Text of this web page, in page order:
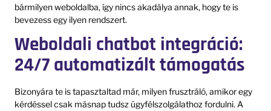
bármilyen weboldalba, így nincs akadálya annak, hogy te is
bevezess egy ilyen rendszert.
Weboldali chatbot integráció:
24/7 automatizált támogatás
Bizonyára te is tapasztaltad már, milyen frusztráló, amikor egy
kérdéssel csak másnap tudsz ügyfélszolgálathoz fordulni. A